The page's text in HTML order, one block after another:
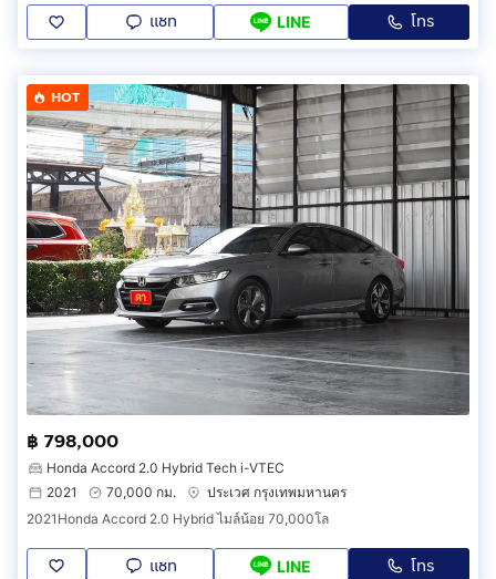
แชท LINE โทร
HOT
฿ 798,000
Honda Accord 2.0 Hybrid Tech i-VTEC
2021
70,000 กม.
ประเวศ กรุงเทพมหานคร
2021Honda Accord 2.0 Hybrid ไมล์น้อย 70,000โล
แชท LINE โทร